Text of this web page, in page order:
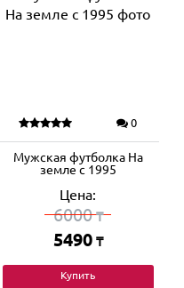
0
Мужская футболка На
земле с 1995
Цена:
6000₸
5490 ₸
Купить